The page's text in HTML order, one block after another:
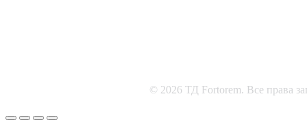
© 2026 ТД Fortorem. Все права